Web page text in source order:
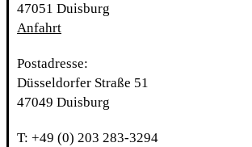
47051 Duisburg
Anfahrt
Postadresse:
Düsseldorfer Straße 51
47049 Duisburg
T: +49 (0) 203 283-3294